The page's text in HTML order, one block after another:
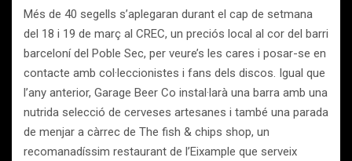
Més de 40 segells s’aplegaran durant el cap de setmana
del 18 i 19 de març al CREC, un preciós local al cor del barri
barceloní del Poble Sec, per veure’s les cares i posar-se en
contacte amb col·leccionistes i fans dels discos. Igual que
l’any anterior, Garage Beer Co instal·larà una barra amb una
nutrida selecció de cerveses artesanes i també una parada
de menjar a càrrec de The fish & chips shop, un
recomanadíssim restaurant de l’Eixample que serveix